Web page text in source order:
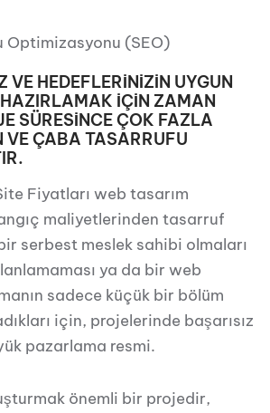
Optimizasyonu (SEO)
VE HEDEFLERİNİZİN UYGUN
İÇİN ZAMAN
SÜRESİNCE ÇOK FAZLA
VE ÇABA TASARRUFU
Fiyatları web tasarım
​​maliyetlerinden tasarruf
serbest meslek sahibi olmaları
ya da bir web
sadece küçük bir bölüm
için, projelerinde başarısız
pazarlama resmi.
önemli bir projedir,